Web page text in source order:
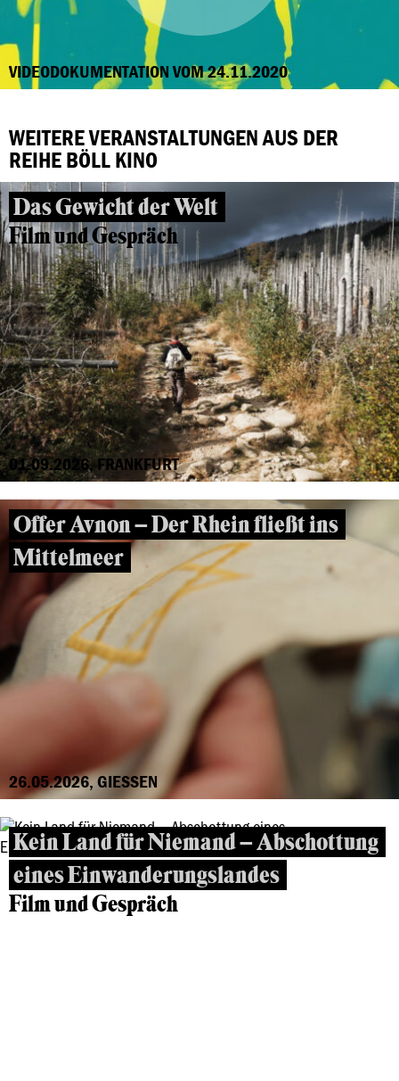
VIDEODOKUMENTATION VOM 24.11.2020
WEITERE VERANSTALTUNGEN AUS DER
REIHE BÖLL KINO
Das Gewicht der Welt
Film und Gespräch
01.09.2026, FRANKFURT
Offer Avnon – Der Rhein fließt ins
Mittelmeer
26.05.2026, GIESSEN
Kein Land für Niemand – Abschottung
eines Einwanderungslandes
Film und Gespräch